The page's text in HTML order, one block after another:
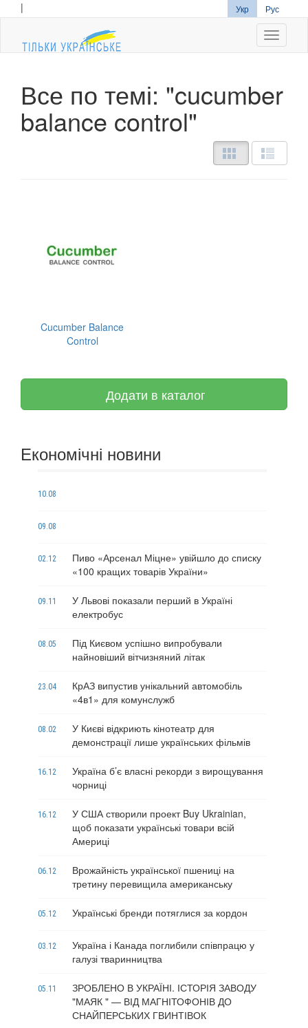
| Укр Рус
Все по темі: "cucumber
balance control"
Cucumber Balance
Control
Додати в каталог
Економічні новини
10.08
09.08
02.12
Пиво «Арсенал Міцне» увійшло до списку
«100 кращих товарів України»
09.11
У Львові показали перший в Україні
електробус
08.05
Під Києвом успішно випробували
найновіший вітчизняний літак
23.04
КрАЗ випустив унікальний автомобіль
«4в1» для комунслужб
08.02
У Києві відкриють кінотеатр для
демонстрації лише українських фільмів
16.12
Україна б’є власні рекорди з вирощування
чорниці
16.12
У США створили проект Buy Ukrainian,
щоб показати українські товари всій
Америці
06.12
Врожайність української пшениці на
третину перевищила американську
05.12 Українські бренди потяглися за кордон
03.12
Україна і Канада поглибили співпрацю у
галузі тваринництва
05.11
ЗРОБЛЕНО В УКРАЇНІ. ІСТОРІЯ ЗАВОДУ
"МАЯК " — ВІД МАГНІТОФОНІВ ДО
СНАЙПЕРСЬКИХ ГВИНТІВОК